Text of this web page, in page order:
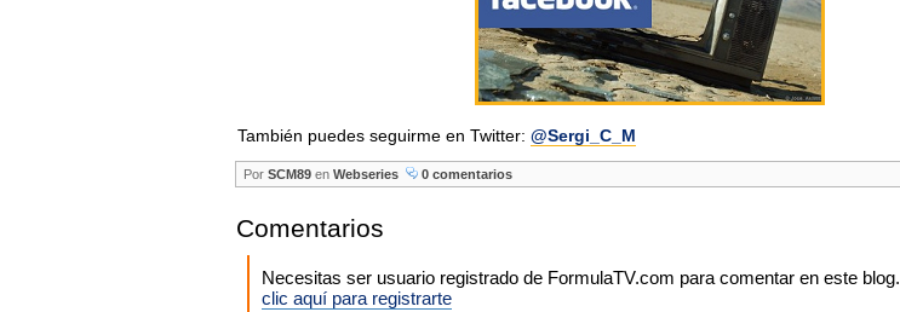
También puedes seguirme en Twitter: @Sergi_C_M
Por SCM89 en Webseries 0 comentarios
Comentarios
Necesitas ser usuario registrado de FormulaTV.com para comentar en este blog.
clic aquí para registrarte